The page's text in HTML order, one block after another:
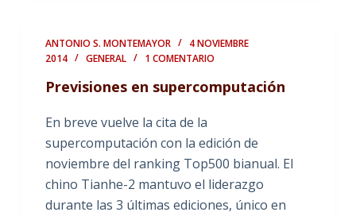
ANTONIO S. MONTEMAYOR
4 NOVIEMBRE
2014
GENERAL 1 COMENTARIO
Previsiones en supercomputación
En breve vuelve la cita de la
supercomputación con la edición de
noviembre del ranking Top500 bianual. El
chino Tianhe-2 mantuvo el liderazgo
durante las 3 últimas ediciones, único en